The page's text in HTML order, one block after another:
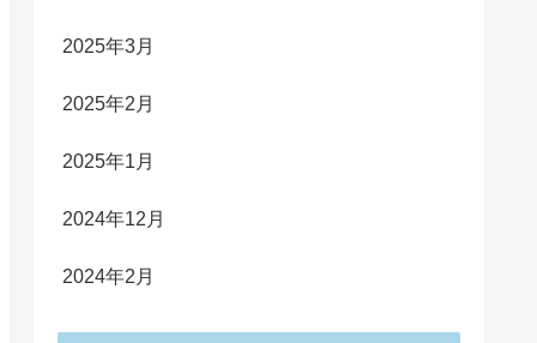
2025年3月
2025年2月
2025年1月
2024年12月
2024年2月